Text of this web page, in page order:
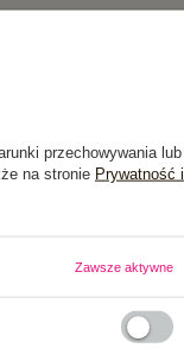
przechowywania lub
na stronie Prywatność i
Zawsze aktywne